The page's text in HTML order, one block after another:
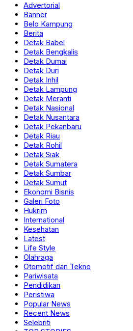
Advertorial
Banner
Belo Kampung
Berita
Detak Babel
Detak Bengkalis
Detak Dumai
Detak Duri
Detak Inhil
Detak Lampung
Detak Meranti
Detak Nasional
Detak Nusantara
Detak Pekanbaru
Detak Riau
Detak Rohil
Detak Siak
Detak Sumatera
Detak Sumbar
Detak Sumut
Ekonomi Bisnis
Galeri Foto
Hukrim
International
Kesehatan
Latest
Life Style
Olahraga
Otomotif dan Tekno
Pariwisata
Pendidikan
Peristiwa
Popular News
Recent News
Selebriti